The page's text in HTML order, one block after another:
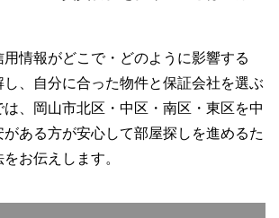
情報がどこで・どのように影響する
、自分に合った物件と保証会社を選ぶ
は、岡山市北区・中区・南区・東区を中
ある方が安心して部屋探しを進めるた
お伝えします。